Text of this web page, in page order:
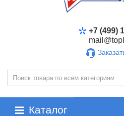
+7 (499)
Каталог